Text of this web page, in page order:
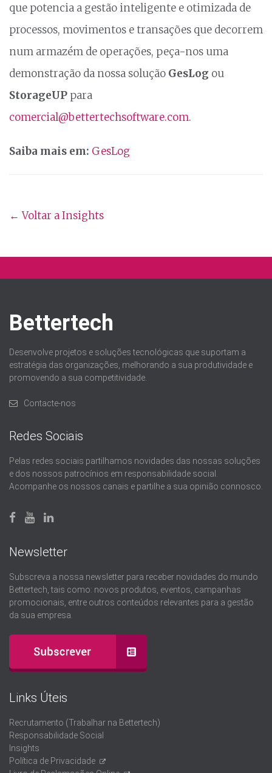
que potencia a gestão inteligente e otimizada de
processos, movimentos e transações que decorrem
num armazém de operações, peça-nos uma
demonstração da nossa solução GesLog ou
StorageUP para
comercial@bettertechsoftware.com.
Saiba mais em: GesLog
← Voltar a Insights
Bettertech
Desenvolve projetos e soluções tecnológicas que suportam a
estratégia das organizações, melhorando a sua produtividade e
promovendo a sua competitividade.
Contacte-nos
Redes Sociais
Pelas redes sociais partilhamos novidades das nossas soluções
e dos nossos patrocínios em responsabilidade social.
Acompanhe os nossos canais e partilhe a sua opinião connosco.
Newsletter
Subscreva a nossa newsletter para receber novidades do mundo
Bettertech, tais como: novos produtos, eventos, campanhas
promocionais, entre outros conteúdos relevantes para a gestão
da sua empresa.
Links Úteis
Recrutamento (Trabalhar na Bettertech)
Responsabilidade Social
Insights
Política de Privacidade